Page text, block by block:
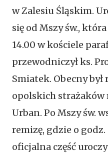
w Zalesiu Śląskim.
się od Mszy św.,
14.00 w kościele
przewodniczył ks.
Smiatek. Obecny
opolskich strażaków
Urban. Po Mszy św.
remizę, gdzie o godz.
oficjalna część